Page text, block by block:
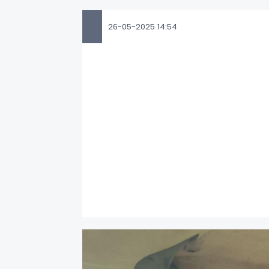
26-05-2025 14:54